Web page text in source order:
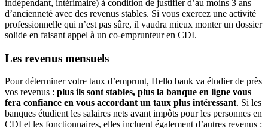
indépendant, intérimaire) à condition de justifier d’au moins 3 ans
d’ancienneté avec des revenus stables. Si vous exercez une activité
professionnelle qui n’est pas sûre, il vaudra mieux monter un dossier
solide en faisant appel à un co-emprunteur en CDI.
Les revenus mensuels
Pour déterminer votre taux d’emprunt, Hello bank va étudier de près
vos revenus : plus ils sont stables, plus la banque en ligne vous
fera confiance en vous accordant un taux plus intéressant. Si les
banques étudient les salaires nets avant impôts pour les personnes en
CDI et les fonctionnaires, elles incluent également d’autres revenus :